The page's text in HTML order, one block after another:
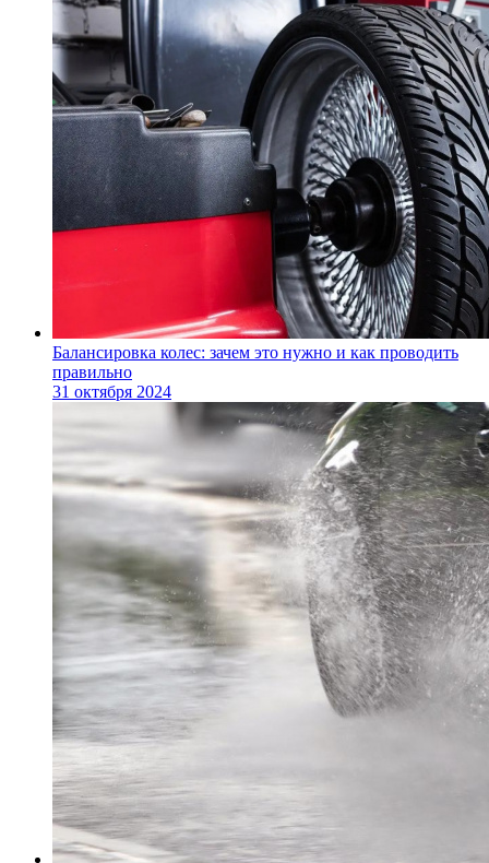
Балансировка колес: зачем это нужно и как проводить
правильно
31 октября 2024